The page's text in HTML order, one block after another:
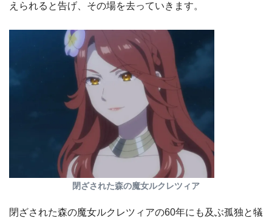
えられると告げ、その場を去っていきます。
閉ざされた森の魔女ルクレツィア
閉ざされた森の魔女ルクレツィアの60年にも及ぶ孤独と犠